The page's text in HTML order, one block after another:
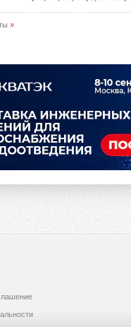
опроса Daikin о
валидацию NVIDIA
Компания становится
партнёром NVIDIA по
В Великобритании
сделать
обязательным для
Либеральные
В Подмосковье
производство
техники и
Ридан объявил о
автоматического
»